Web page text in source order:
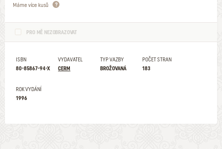
Máme více kusů
PRO MĚ NEZOBRAZOVAT
ISBN
80-85867-94-X
VYDAVATEL
CERM
TYP VAZBY
BROŽOVANÁ
POČET STRAN
183
ROK VYDÁNÍ
1996